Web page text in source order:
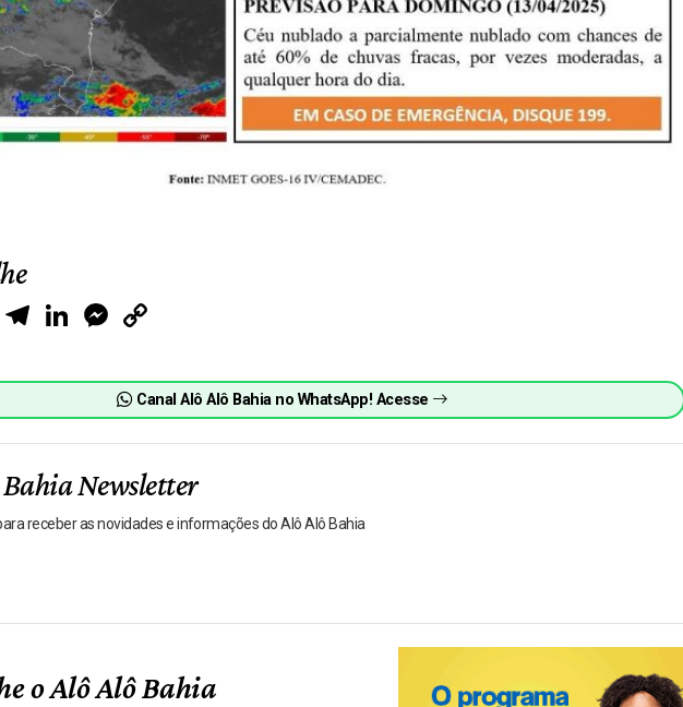
FacebookTelegramLinkedIn Messenger
Canal Alô Alô Bahia no WhatsApp! Acesse
Newsletter
receber as novidades e informações do Alô Alô Bahia
o Alô Alô Bahia